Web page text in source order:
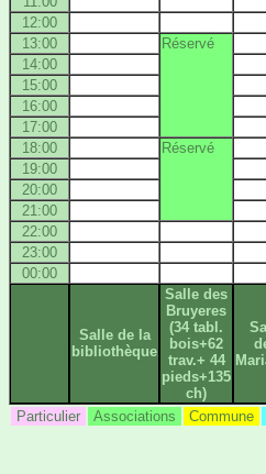
12:00
13:00
Réservé
14:00
15:00
16:00
17:00
18:00
Réservé
19:00
20:00
21:00
22:00
23:00
00:00
Salle de la
bibliothèque
Salle des
Bruyeres
(34 tabl.
bois+62
trav.+ 44
pieds+135
ch)
Particulier Associations Commune